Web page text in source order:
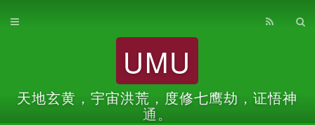
UMU
天地玄黄，宇宙洪荒，度修七鹰劫，证悟神
通。
首页
关于